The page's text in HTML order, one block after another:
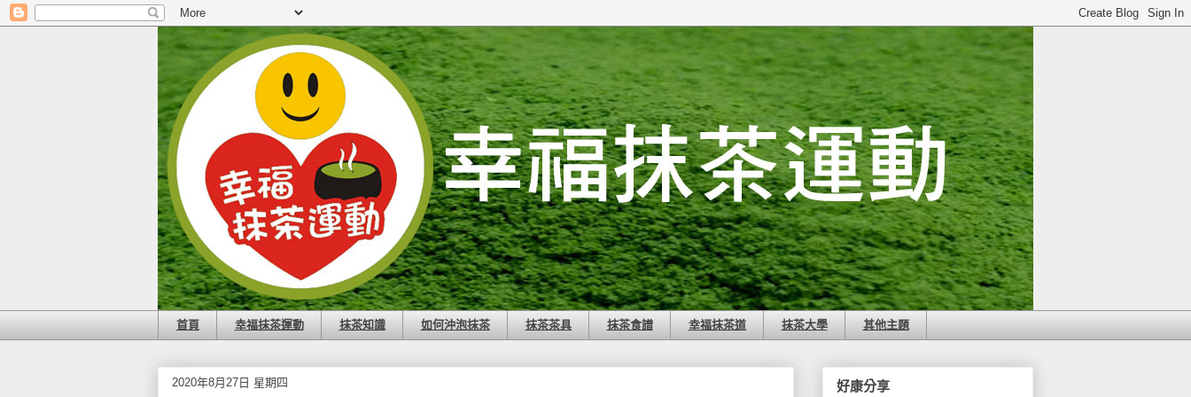
首頁 幸福抹茶運動 抹茶知識 如何沖泡抹茶 抹茶茶具 抹茶食譜 幸福抹茶道 抹茶大學 其他主題
2020年8月27日 星期四 好康分享